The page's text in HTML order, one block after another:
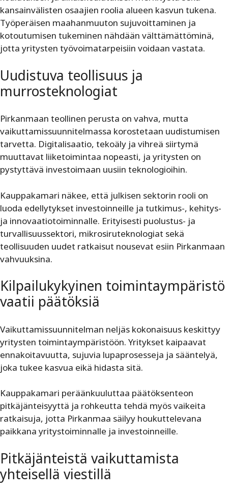
kansainvälisten osaajien roolia alueen kasvun tukena.
Työperäisen maahanmuuton sujuvoittaminen ja
kotoutumisen tukeminen nähdään välttämättöminä,
jotta yritysten työvoimatarpeisiin voidaan vastata.
Uudistuva teollisuus ja
murrosteknologiat
Pirkanmaan teollinen perusta on vahva, mutta
vaikuttamissuunnitelmassa korostetaan uudistumisen
tarvetta. Digitalisaatio, tekoäly ja vihreä siirtymä
muuttavat liiketoimintaa nopeasti, ja yritysten on
pystyttävä investoimaan uusiin teknologioihin.
Kauppakamari näkee, että julkisen sektorin rooli on
luoda edellytykset investoinneille ja tutkimus-, kehitys-
ja innovaatiotoiminnalle. Erityisesti puolustus- ja
turvallisuussektori, mikrosiruteknologiat sekä
teollisuuden uudet ratkaisut nousevat esiin Pirkanmaan
vahvuuksina.
Kilpailukykyinen toiminta­ympäristö
vaatii päätöksiä
Vaikuttamissuunnitelman neljäs kokonaisuus keskittyy
yritysten toimintaympäristöön. Yritykset kaipaavat
ennakoitavuutta, sujuvia lupaprosesseja ja sääntelyä,
joka tukee kasvua eikä hidasta sitä.
Kauppakamari peräänkuuluttaa päätöksenteon
pitkäjänteisyyttä ja rohkeutta tehdä myös vaikeita
ratkaisuja, jotta Pirkanmaa säilyy houkuttelevana
paikkana yritystoiminnalle ja investoinneille.
Pitkäjänteistä vaikuttamista
yhteisellä viestillä